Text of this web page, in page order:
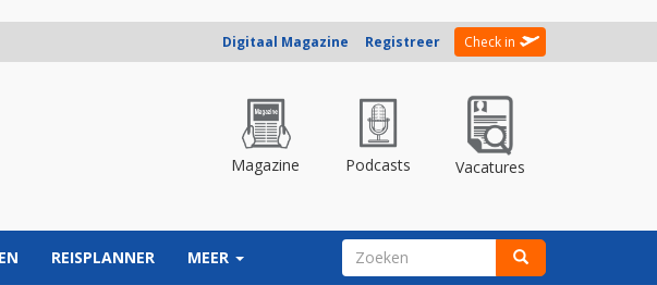
Digitaal Magazine Registreer Check in
Magazine Podcasts Vacatures
REISPLANNER MEER ZOEKVELD